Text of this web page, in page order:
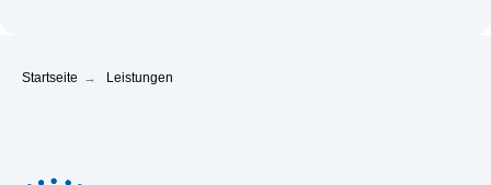
Startseite → Leistungen